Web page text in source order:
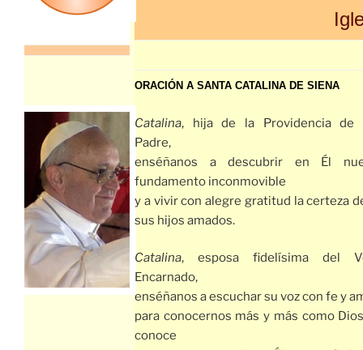
ORACIÓN A SANTA CATALINA DE SIENA
Catalina, hija de la Providencia de
Padre,
enséñanos a descubrir en Él
fundamento inconmovible
y a vivir con alegre gratitud la certeza
sus hijos amados.
Catalina, esposa fidelísima del
Encarnado,
enséñanos a escuchar su voz con fe y
para conocernos más y más como
conoce